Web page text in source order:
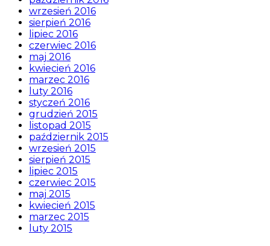
wrzesień 2016
sierpień 2016
lipiec 2016
czerwiec 2016
maj 2016
kwiecień 2016
marzec 2016
luty 2016
styczeń 2016
grudzień 2015
listopad 2015
październik 2015
wrzesień 2015
sierpień 2015
lipiec 2015
czerwiec 2015
maj 2015
kwiecień 2015
marzec 2015
luty 2015